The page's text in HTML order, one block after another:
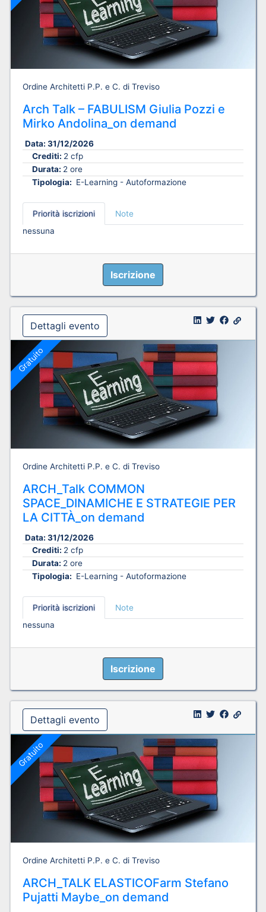
Ordine Architetti P.P. e C. di Treviso
Arch Talk – FABULISM Giulia Pozzi e
Mirko Andolina_on demand
Data: 31/12/2026
Crediti: 2 cfp
Durata: 2 ore
Tipologia: E-Learning - Autoformazione
Priorità iscrizioni
Note
nessuna
Iscrizione
Dettagli evento
Gratuito
Ordine Architetti P.P. e C. di Treviso
ARCH_Talk COMMON
SPACE_DINAMICHE E STRATEGIE PER
LA CITTÀ_on demand
Data: 31/12/2026
Crediti: 2 cfp
Durata: 2 ore
Tipologia: E-Learning - Autoformazione
Priorità iscrizioni
Note
nessuna
Iscrizione
Dettagli evento
Gratuito
Ordine Architetti P.P. e C. di Treviso
ARCH_TALK ELASTICOFarm Stefano
Pujatti Maybe_on demand